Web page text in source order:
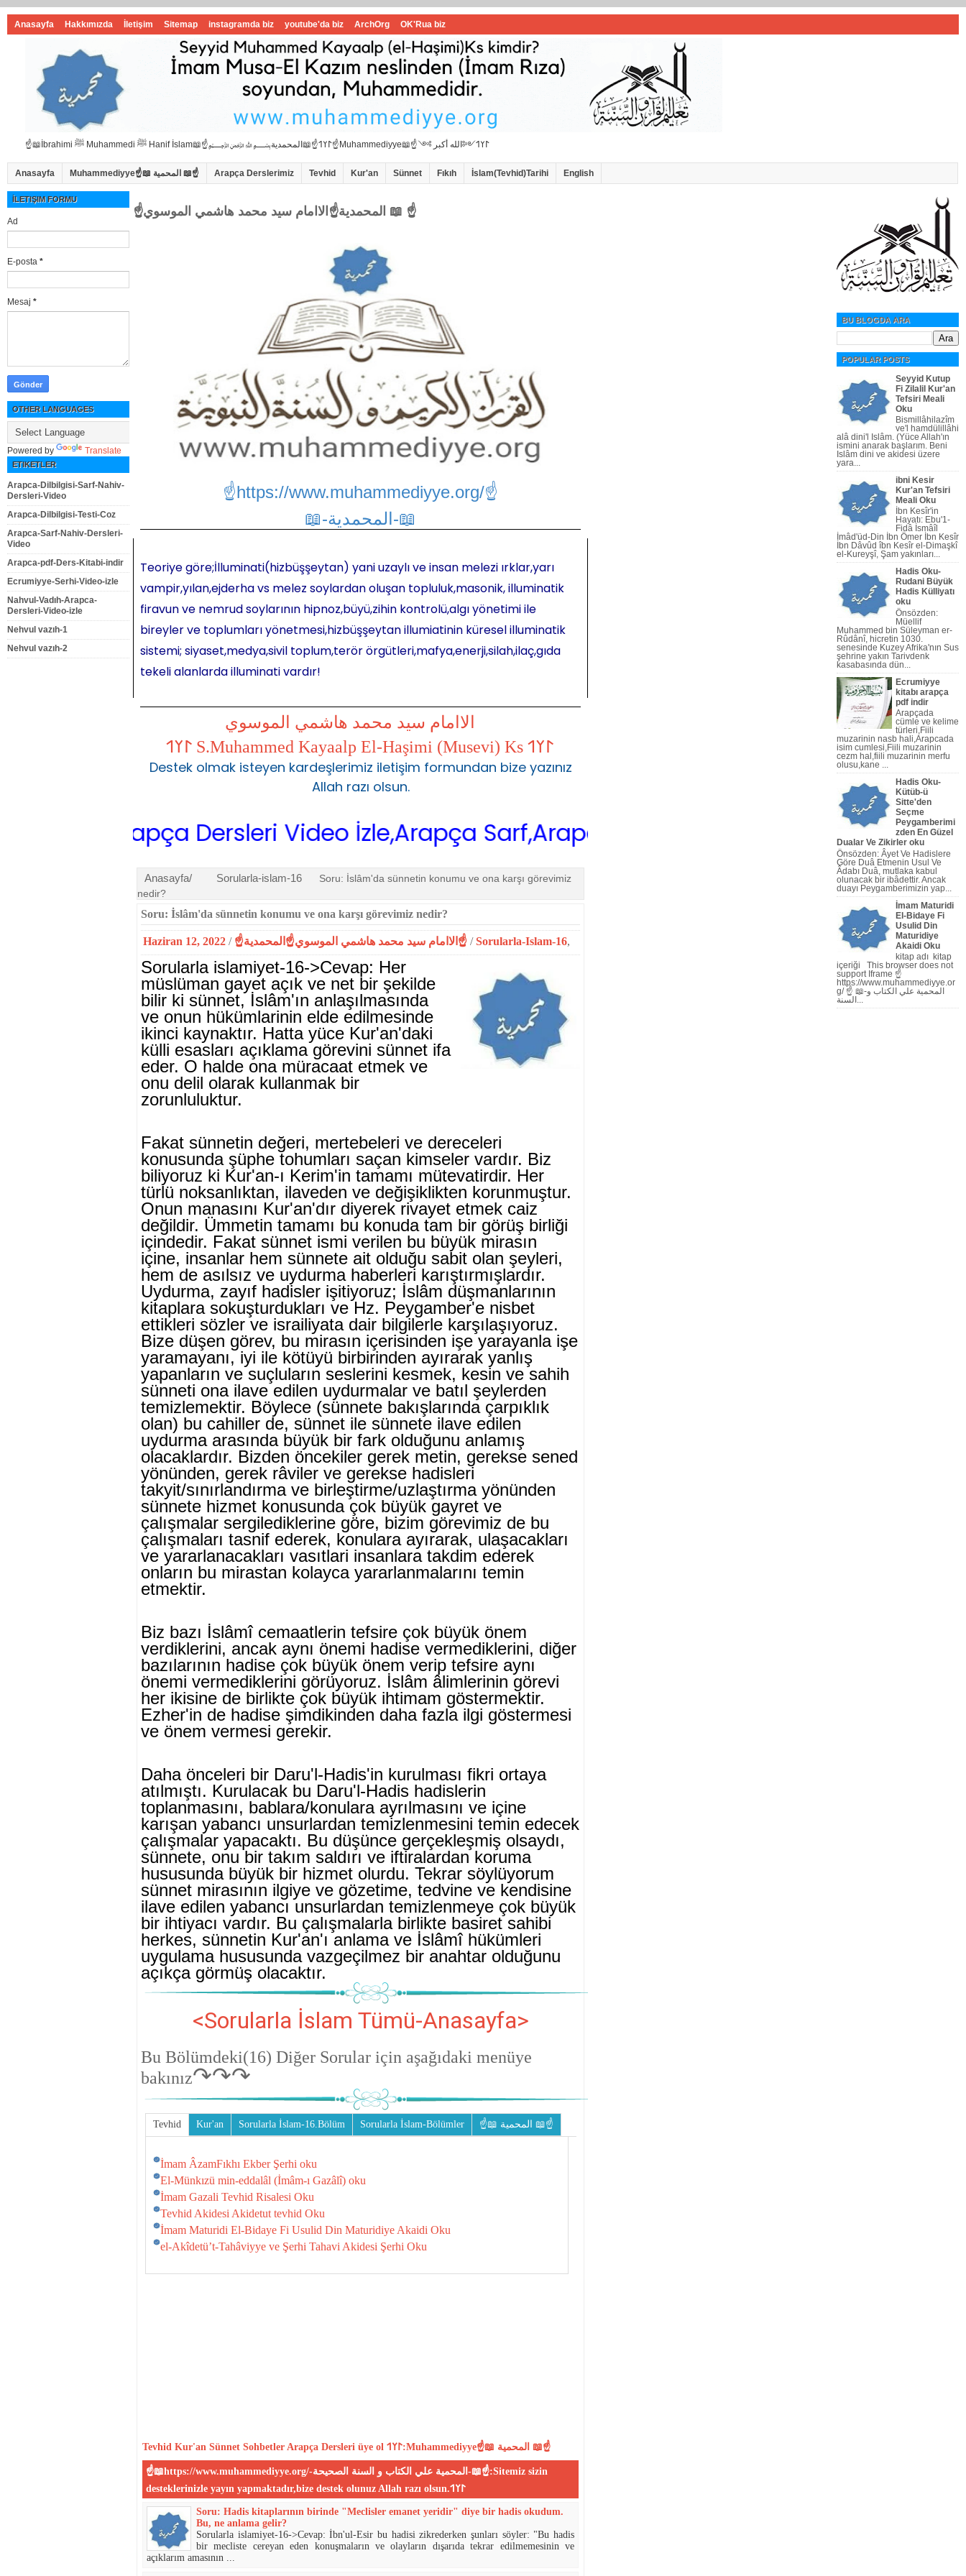
Anasayfa Hakkımızda İletişim Sitemap instagramda biz youtube'da biz ArchOrg OK'Rua biz
☝📖İbrahimi ﷺ Muhammedi ﷺ Hanif İslam📖☝﷽𐰃𐰠𐰯☝📖المحمدية☝Muhammediyye📖☝𐰃𐰠𐰯༺الله أكبر ༻
Anasayfa Muhammediyye☝📖 المحمية 📖☝ Arapça Derslerimiz Tevhid Kur'an Sünnet Fıkıh İslam(Tevhid)Tarihi English
☝المحمدية☝الاامام سيد محمد هاشمي الموسوي 📖 ☝
☝https://www.muhammediyye.org/☝
📖-المحمدية-📖
Teoriye göre;İlluminati(hizbüşşeytan) yani uzaylı ve insan melezi ırklar,yarı
vampir,yılan,ejderha vs melez soylardan oluşan topluluk,masonik, illuminatik
firavun ve nemrud soylarının hipnoz,büyü,zihin kontrolü,algı yönetimi ile
bireyler ve toplumları yönetmesi,hizbüşşeytan illumiatinin küresel illuminatik
sistemi; siyaset,medya,sivil toplum,terör örgütleri,mafya,enerji,silah,ilaç,gıda
tekeli alanlarda illuminati vardır!
الاامام سيد محمد هاشمي الموسوي
𐰃𐰠𐰯 S.Muhammed Kayaalp El-Haşimi (Musevi) Ks 𐰃𐰠𐰯
Destek olmak isteyen kardeşlerimiz iletişim formundan bize yazınız
Allah razı olsun.
Arapça Dersleri Video İzle,Arapça Sarf,Arapça Nahiv Video,Arapça Dilbilgisi
Anasayfa/ Sorularla-islam-16
Soru: İslâm'da sünnetin konumu ve ona karşı görevimiz
nedir?
Soru: İslâm'da sünnetin konumu ve ona karşı görevimiz nedir?
Haziran 12, 2022 / ☝الاامام سيد محمد هاشمي الموسوي☝المحمدية☝ /Sorularla-Islam-16,
Sorularla islamiyet-16->Cevap: Her
müslüman gayet açık ve net bir şekilde
bilir ki sünnet, İslâm'ın anlaşılmasında
ve onun hükümlarinin elde edilmesinde
ikinci kaynaktır. Hatta yüce Kur'an'daki
külli esasları açıklama görevini sün­net ifa
eder. O halde ona müracaat etmek ve
onu delil olarak kullanmak bir
zorunluluktur.
Fakat sünnetin değeri, mertebeleri ve dereceleri
konusunda şüphe tohumları saçan kimseler vardır. Biz
biliyoruz ki Kur'an-ı Kerim'in ta­mamı mütevatirdir. Her
türlü noksanlıktan, ilaveden ve değişiklikten korunmuştur.
Onun manasını Kur'an'dır diyerek rivayet etmek caiz
değildir. Ümmetin tamamı bu konuda tam bir görüş birliği
içindedir. Fakat sünnet ismi verilen bu büyük mirasın
içine, insanlar hem sünne­te ait olduğu sabit olan şeyleri,
hem de asılsız ve uydurma haberleri ka­rıştırmışlardır.
Uydurma, zayıf hadisler işitiyoruz; İslâm düşmanlarının
kitaplara sokuşturdukları ve Hz. Peygamber'e nisbet
ettikleri sözler ve israiliyata dair bilgilerle karşılaşıyoruz.
Bize düşen görev, bu mirasın içerisinden işe yarayanla işe
yaramayanı, iyi ile kötüyü birbirinden ayı­rarak yanlış
yapanların ve suçluların seslerini kesmek, kesin ve sahih
sünneti ona ilave edilen uydurmalar ve batıl şeylerden
temizlemektir. Böylece (sünnete bakışlarında çarpıklık
olan) bu cahiller de, sünnet ile sünnete ilave edilen
uydurma arasında büyük bir fark olduğunu anla­mış
olacaklardır. Bizden öncekiler gerek metin, gerekse sened
yönün­den, gerek râviler ve gerekse hadisleri
takyit/sınırlandırma ve birleştir­me/uzlaştırma yönünden
sünnete hizmet konusunda çok büyük gayret ve
çalışmalar sergilediklerine göre, bizim görevimiz de bu
çalışmaları tasnif ederek, konulara ayırarak, ulaşacakları
ve yararlanacakları vasıtlari insanlara takdim ederek
onların bu mirastan kolayca yararlanmala­rını temin
etmektir.
Biz bazı İslâmî cemaatlerin tefsire çok büyük önem
verdiklerini, ancak aynı önemi hadise vermediklerini, diğer
bazılarının hadise çok büyük önem verip tefsire aynı
önemi vermediklerini görüyoruz. İslâm âlimlerinin görevi
her ikisine de birlikte çok büyük ihtimam göster­mektir.
Ezher'in de hadise şimdikinden daha fazla ilgi göstermesi
ve önem vermesi gerekir.
Daha önceleri bir Daru'l-Hadis'in kurulması fikri ortaya
atılmıştı. Kurulacak bu Daru'l-Hadis hadislerin
toplanmasını, bablara/konulara ayrılmasını ve içine
karışan yabancı unsurlardan temizlenmesini temin edecek
çalışmalar yapacaktı. Bu düşünce gerçekleşmiş olsaydı,
sünne­te, onu bir takım saldırı ve iftiralardan koruma
hususunda büyük bir hizmet olurdu. Tekrar söylüyorum
sünnet mirasının ilgiye ve gözetime, tedvine ve kendisine
ilave edilen yabancı unsurlardan temizlenmeye çok büyük
bir ihtiyacı vardır. Bu çalışmalarla birlikte basiret sahibi
herkes, sünnetin Kur'an'ı anlama ve İslâmî hükümleri
uygulama husu­sunda vazgeçilmez bir anahtar olduğunu
açıkça görmüş olacaktır.
<Sorularla İslam Tümü-Anasayfa>
Bu Bölümdeki(16) Diğer Sorular için aşağıdaki menüye
bakınız↷↷↷
Tevhid Kur'an Sorularla İslam-16.Bölüm Sorularla İslam-Bölümler ☝📖 المحمية 📖☝
İmam ÂzamFıkhı Ekber Şerhi oku
El-Münkızü min-eddalâl (İmâm-ı Gazâlî) oku
İmam Gazali Tevhid Risalesi Oku
Tevhid Akidesi Akidetut tevhid Oku
İmam Maturidi El-Bidaye Fi Usulid Din Maturidiye Akaidi Oku
el-Akîdetü’t-Tahâviyye ve Şerhi Tahavi Akidesi Şerhi Oku
Tevhid Kur'an Sünnet Sohbetler Arapça Dersleri üye ol 𐰃𐰠𐰯:Muhammediyye☝📖 المحمية 📖☝
☝📖https://www.muhammediyye.org/-المحمية علي الكتاب و السنة الصحيحة-📖☝:Sitemiz sizin
desteklerinizle yayın yapmaktadır,bize destek olunuz Allah razı olsun.𐰃𐰠𐰯
Soru: Hadis kitaplarının birinde "Meclisler emanet yeridir" diye bir hadis okudum.
Bu, ne anlama gelir?
Sorularla islamiyet-16->Cevap: İbn'ul-Esir bu hadisi zikrederken şunları söyler: "Bu hadis
bir mecliste cereyan eden konuşmaların ve olayların dışarıda tekrar edilmemesinin ve
açıklarım amasının ...
İLETIŞIM FORMU
Ad
E-posta *
Mesaj *
OTHER LANGUAGES
Powered by Translate
ETIKETLER
Arapca-Dilbilgisi-Sarf-Nahiv-
Dersleri-Video
Arapca-Dilbilgisi-Testi-Coz
Arapca-Sarf-Nahiv-Dersleri-
Video
Arapca-pdf-Ders-Kitabi-indir
Ecrumiyye-Serhi-Video-izle
Nahvul-Vadıh-Arapca-
Dersleri-Video-izle
Nehvul vazıh-1
Nehvul vazıh-2
BU BLOGDA ARA
POPULAR POSTS
Seyyid Kutup
Fi Zilalil Kur'an
Tefsiri Meali
Oku
Bismillâhilazîm
ve'l hamdülillâhi
alâ dini'l Islâm. (Yüce Allah'ın
ismini anarak başlarım. Beni
Islâm dini ve akidesi üzere
yara...
ibni Kesir
Kur'an Tefsiri
Meali Oku
İbn Kesîr'in
Hayatı: Ebu'1-
Fidâ İsmâîl
İmâd'üd-Din İbn Ömer İbn Kesîr
İbn Dâvûd îbn Kesîr el-Dimaşkî
el-Kureyşî, Şam yakınları...
Hadis Oku-
Rudani Büyük
Hadis Külliyatı
oku
Önsözden:
Müellif
Muhammed bin Süleyman er-
Rûdânî, hicretin 1030.
senesinde Kuzey Afrika'nın Sus
şehrine yakın Tarivdenk
kasabasında dün...
Ecrumiyye
kitabı arapça
pdf indir
Arapçada
cümle ve kelime
türleri,Fiili
muzarinin nasb hali,Arapcada
isim cumlesi,Fiili muzarinin
cezm hal,fiili muzarinin merfu
olusu,kane ...
Hadis Oku-
Kütüb-ü
Sitte'den
Seçme
Peygamberimi
zden En Güzel
Dualar Ve Zikirler oku
Önsözden: Âyet Ve Hadislere
Göre Duâ Etmenin Usul Ve
Âdabı Duâ, mutlaka kabul
olunacak bir ibâdettir. Ancak
duayı Peygamberi­mizin yap...
İmam Maturidi
El-Bidaye Fi
Usulid Din
Maturidiye
Akaidi Oku
kitap adı kitap
içeriği This browser does not
support Iframe ☝
https://www.muhammediyye.or
g/ ☝ 📖-المحمية علي الكتاب و
السنة...